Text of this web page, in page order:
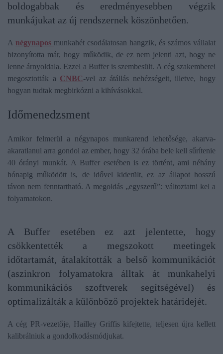
boldogabbak és eredményesebben végzik
munkájukat az új rendszernek köszönhetően.
A négynapos munkahét csodálatosan hangzik, és számos vállalat
bizonyította már, hogy működik, de ez nem jelenti azt, hogy ne
lenne árnyoldala. Ezzel a Buffer is szembesült. A cég szakemberei
megosztották a CNBC-vel az átállás nehézségeit, illetve, hogy
hogyan tudtak megbirkózni a kihívásokkal.
Időmenedzsment
Amikor felmerül a négynapos munkarend lehetősége, akarva-
akaratlanul arra gondol az ember, hogy 32 órába bele kell sűrítenie
40 órányi munkát. A Buffer esetében is ez történt, ami néhány
hónapig működött is, de idővel kiderült, ez az állapot hosszú
távon nem fenntartható. A megoldás „egyszerű”: változtatni kel a
folyamatokon.
A Buffer esetében ez azt jelentette, hogy
csökkentették a megszokott meetingek
időtartamát, átalakították a belső kommunikációt
(aszinkron folyamatokra álltak át munkahelyi
kommunikációs szoftverek segítségével) és
optimalizálták a különböző projektek határidejét.
A cég PR-vezetője, Hailley Griffis kifejtette, teljesen újra kellett
kalibrálniuk a gondolkodásmódjukat.